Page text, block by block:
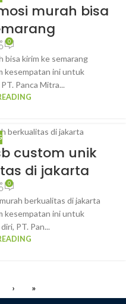
murah bisa
0
bisa kirim ke semarang
kesempatan ini untuk
Panca Mitra...
custom unik
di jakarta
0
berkualitas di jakarta
kesempatan ini untuk
PT. Pan...
› »